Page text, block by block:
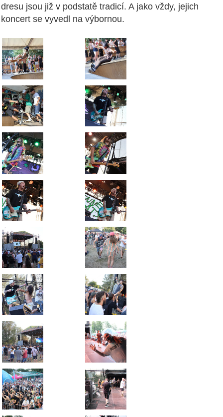
dresu jsou již v podstatě tradicí. A jako vždy, jejich
koncert se vyvedl na výbornou.